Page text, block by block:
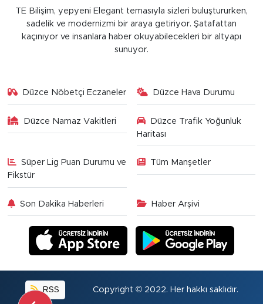
TE Bilişim, yepyeni Elegant temasıyla sizleri buluştururken,
sadelik ve modernizmi bir araya getiriyor. Şatafattan
kaçınıyor ve insanlara haber okuyabilecekleri bir altyapı
sunuyor.
Düzce Nöbetçi Eczaneler Düzce Hava Durumu
Düzce Namaz Vakitleri
Düzce Trafik Yoğunluk
Haritası
Süper Lig Puan Durumu ve
Fikstür
Tüm Manşetler
Son Dakika Haberleri Haber Arşivi
RSS Copyright © 2022. Her hakkı saklıdır.